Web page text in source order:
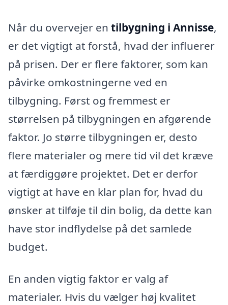
Når du overvejer en tilbygning i Annisse,
er det vigtigt at forstå, hvad der influerer
på prisen. Der er flere faktorer, som kan
påvirke omkostningerne ved en
tilbygning. Først og fremmest er
størrelsen på tilbygningen en afgørende
faktor. Jo større tilbygningen er, desto
flere materialer og mere tid vil det kræve
at færdiggøre projektet. Det er derfor
vigtigt at have en klar plan for, hvad du
ønsker at tilføje til din bolig, da dette kan
have stor indflydelse på det samlede
budget.
En anden vigtig faktor er valg af
materialer. Hvis du vælger høj kvalitet